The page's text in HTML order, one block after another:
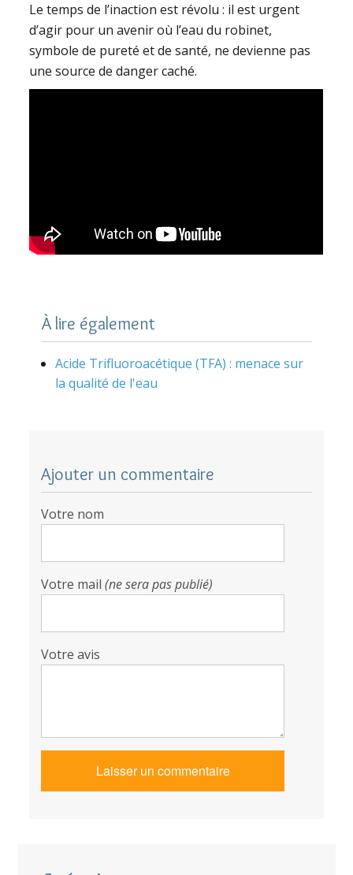
Le temps de l’inaction est révolu : il est urgent
d’agir pour un avenir où l’eau du robinet,
symbole de pureté et de santé, ne devienne pas
une source de danger caché.
À lire également
Acide Trifluoroacétique (TFA) : menace sur
la qualité de l'eau
Ajouter un commentaire
Votre nom
Votre mail(ne sera pas publié)
Votre avis